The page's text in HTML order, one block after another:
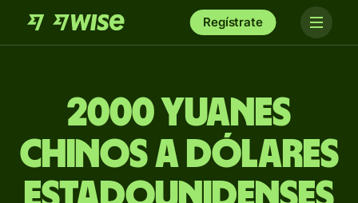
Regístrate
2000 yuanes
chinos a dólares